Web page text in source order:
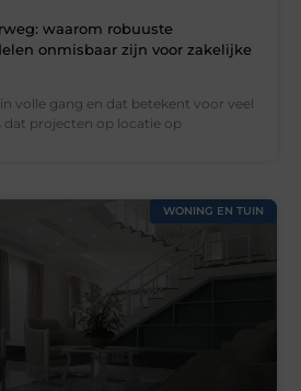
waarom robuuste
onmisbaar zijn voor zakelijke
volle gang en dat betekent voor veel
dat projecten op locatie op
WONING EN TUIN